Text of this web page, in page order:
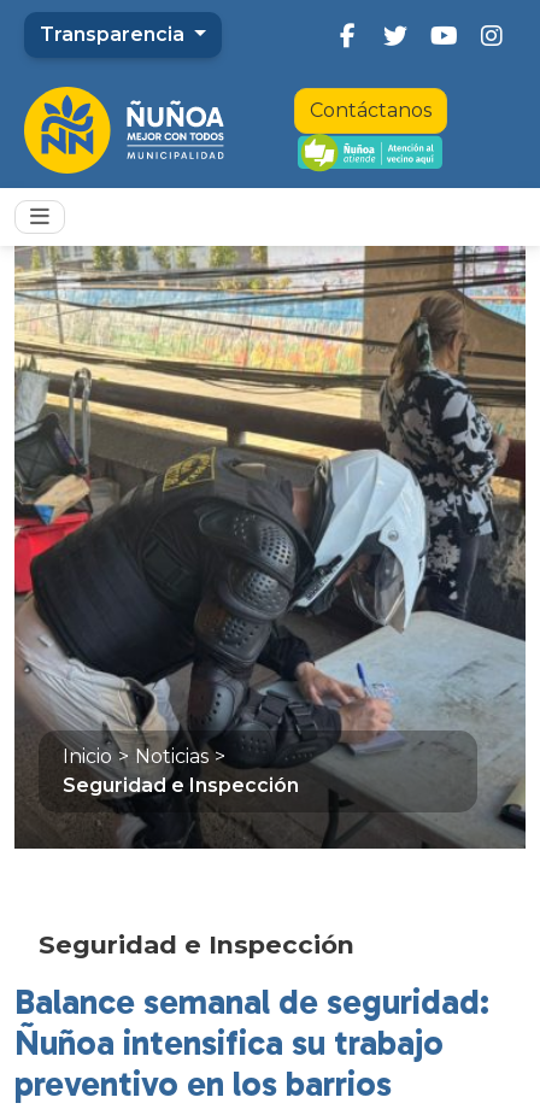
Transparencia
Contáctanos
Inicio > Noticias >
Seguridad e Inspección
Seguridad e Inspección
Balance semanal de seguridad:
Ñuñoa intensifica su trabajo
preventivo en los barrios